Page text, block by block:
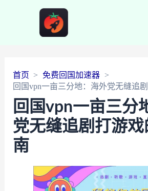
首页
免费回国加速器
回国vpn一亩三分地：海外党无缝追
回国vpn一亩三分
党无缝追剧打游
南